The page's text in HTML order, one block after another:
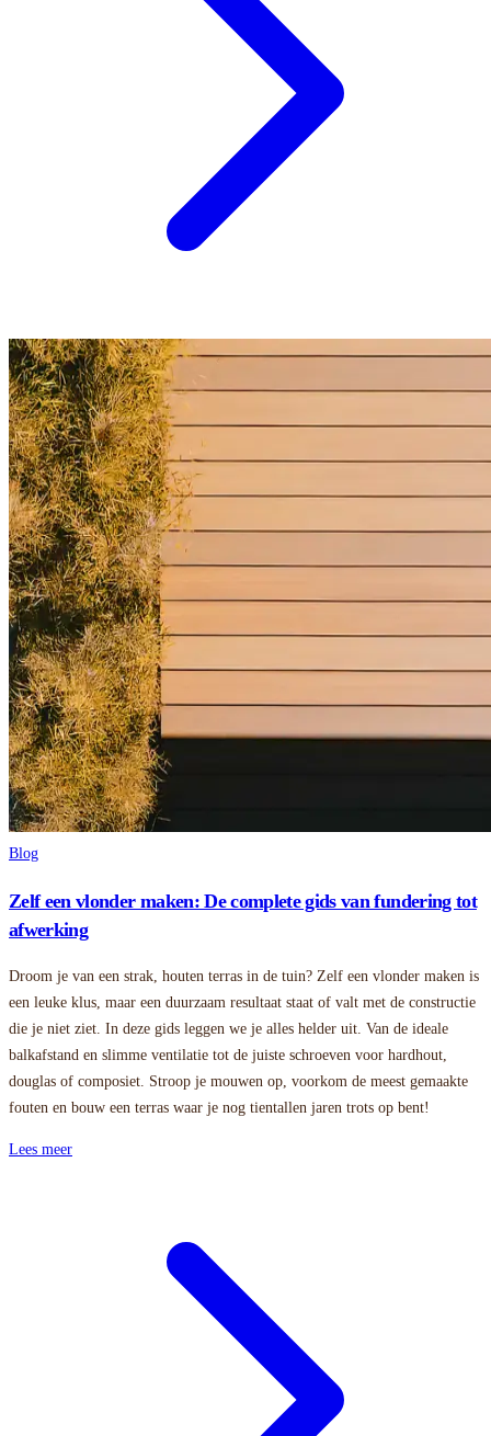
Blog
Zelf een vlonder maken: De complete gids van fundering tot
afwerking
Droom je van een strak, houten terras in de tuin? Zelf een vlonder maken is
een leuke klus, maar een duurzaam resultaat staat of valt met de constructie
die je niet ziet. In deze gids leggen we je alles helder uit. Van de ideale
balkafstand en slimme ventilatie tot de juiste schroeven voor hardhout,
douglas of composiet. Stroop je mouwen op, voorkom de meest gemaakte
fouten en bouw een terras waar je nog tientallen jaren trots op bent!
Lees meer